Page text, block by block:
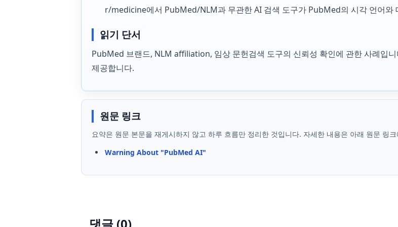
r/medicine에서 PubMed/NLM과 무관한 AI 검색 도구가 PubMed의 시각 언어와
읽기 단서
PubMed 브랜드, NLM affiliation, 임상 문헌검색 도구의 신뢰성 확인에 관한 사례입
제공합니다.
원문 링크
요약은 원문 본문을 재게시하지 않고 하루 흐름만 정리한 것입니다. 자세한 내용은 아래 원문 링
Warning About "PubMed AI"